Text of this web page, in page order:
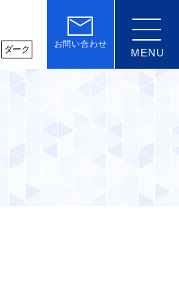
ダーク お問い合わせ